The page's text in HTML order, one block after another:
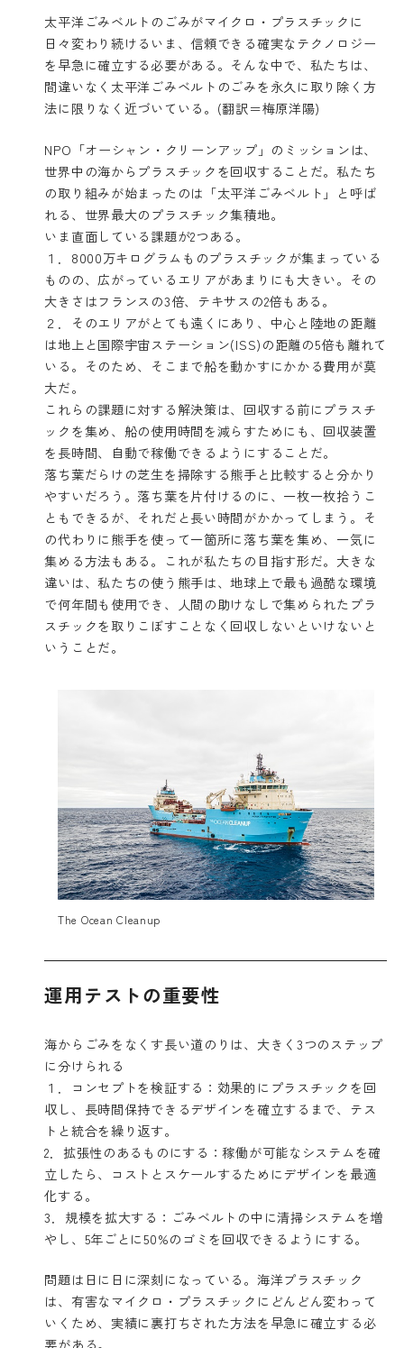
太平洋ごみベルトのごみがマイクロ・プラスチックに
日々変わり続けるいま、信頼できる確実なテクノロジー
を早急に確立する必要がある。そんな中で、私たちは、
間違いなく太平洋ごみベルトのごみを永久に取り除く方
法に限りなく近づいている。(翻訳＝梅原洋陽)
NPO「オーシャン・クリーンアップ」のミッションは、
世界中の海からプラスチックを回収することだ。私たち
の取り組みが始まったのは「太平洋ごみベルト」と呼ば
れる、世界最大のプラスチック集積地。
いま直面している課題が2つある。
１．8000万キログラムものプラスチックが集まっている
ものの、広がっているエリアがあまりにも大きい。その
大きさはフランスの3倍、テキサスの2倍もある。
２．そのエリアがとても遠くにあり、中心と陸地の距離
は地上と国際宇宙ステーション(ISS)の距離の5倍も離れて
いる。そのため、そこまで船を動かすにかかる費用が莫
大だ。
これらの課題に対する解決策は、回収する前にプラスチ
ックを集め、船の使用時間を減らすためにも、回収装置
を長時間、自動で稼働できるようにすることだ。
落ち葉だらけの芝生を掃除する熊手と比較すると分かり
やすいだろう。落ち葉を片付けるのに、一枚一枚拾うこ
ともできるが、それだと長い時間がかかってしまう。そ
の代わりに熊手を使って一箇所に落ち葉を集め、一気に
集める方法もある。これが私たちの目指す形だ。大きな
違いは、私たちの使う熊手は、地球上で最も過酷な環境
で何年間も使用でき、人間の助けなしで集められたプラ
スチックを取りこぼすことなく回収しないといけないと
いうことだ。
The Ocean Cleanup
運用テストの重要性
海からごみをなくす長い道のりは、大きく3つのステップ
に分けられる
１．コンセプトを検証する：効果的にプラスチックを回
収し、長時間保持できるデザインを確立するまで、テス
トと統合を繰り返す。
2．拡張性のあるものにする：稼働が可能なシステムを確
立したら、コストとスケールするためにデザインを最適
化する。
3．規模を拡大する：ごみベルトの中に清掃システムを増
やし、5年ごとに50%のゴミを回収できるようにする。
問題は日に日に深刻になっている。海洋プラスチック
は、有害なマイクロ・プラスチックにどんどん変わって
いくため、実績に裏打ちされた方法を早急に確立する必
要がある。